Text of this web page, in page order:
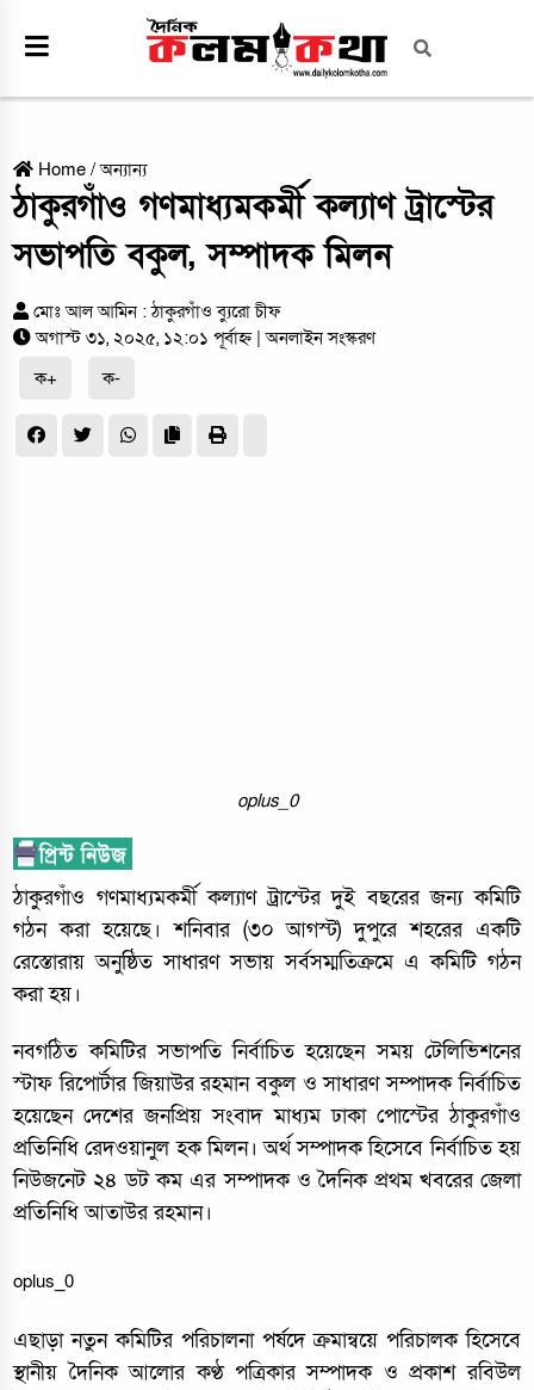
Home /অন্যান্য
ঠাকুরগাঁও গণমাধ্যমকর্মী কল্যাণ ট্রাস্টের
সভাপতি বকুল, সম্পাদক মিলন
মোঃ আল আমিন : ঠাকুরগাঁও ব্যুরো চীফ
অগাস্ট ৩১, ২০২৫, ১২:০১ পূর্বাহ্ন | অনলাইন সংস্করণ
ক+
ক-
oplus_0
ঠাকুরগাঁও গণমাধ্যমকর্মী কল্যাণ ট্রাস্টের দুই বছরের জন্য কমিটি
গঠন করা হয়েছে। শনিবার (৩০ আগস্ট) দুপুরে শহরের একটি
রেস্তোরায় অনুষ্ঠিত সাধারণ সভায় সর্বসম্মতিক্রমে এ কমিটি গঠন
করা হয়।
নবগঠিত কমিটির সভাপতি নির্বাচিত হয়েছেন সময় টেলিভিশনের
স্টাফ রিপোর্টার জিয়াউর রহমান বকুল ও সাধারণ সম্পাদক নির্বাচিত
হয়েছেন দেশের জনপ্রিয় সংবাদ মাধ্যম ঢাকা পোস্টের ঠাকুরগাঁও
প্রতিনিধি রেদওয়ানুল হক মিলন। অর্থ সম্পাদক হিসেবে নির্বাচিত হয়
নিউজনেট ২৪ ডট কম এর সম্পাদক ও দৈনিক প্রথম খবরের জেলা
প্রতিনিধি আতাউর রহমান।
oplus_0
এছাড়া নতুন কমিটির পরিচালনা পর্ষদে ক্রমান্বয়ে পরিচালক হিসেবে
স্থানীয় দৈনিক আলোর কণ্ঠ পত্রিকার সম্পাদক ও প্রকাশ রবিউল